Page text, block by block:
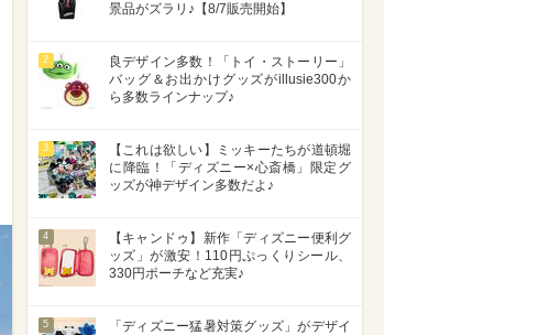
景品がズラリ♪【8/7販売開始】
2
良デザイン多数！「トイ・ストーリー」
バッグ＆お出かけグッズがillusie300か
ら多数ラインナップ♪
3
【これは欲しい】ミッキーたちが道頓堀
に降臨！「ディズニー×心斎橋」限定グ
ッズが神デザイン多数だよ♪
4
【キャンドゥ】新作「ディズニー便利グ
ッズ」が激安！110円ぷっくりシール、
330円ポーチなど充実♪
5
「ディズニー猛暑対策グッズ」がデザイ